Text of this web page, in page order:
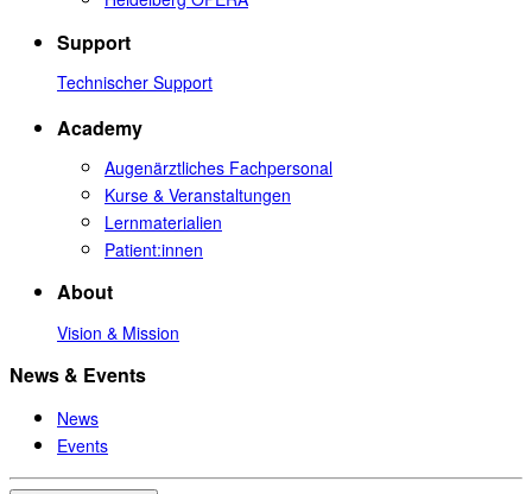
Support
Technischer Support
Academy
Augenärztliches Fachpersonal
Kurse & Veranstaltungen
Lernmaterialien
Patient:innen
About
Vision & Mission
News & Events
News
Events